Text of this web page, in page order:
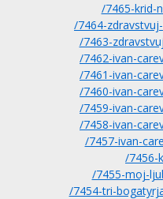
/7465-krid-
/7464-
/7463-
/7462-ivan-
/7461-ivan-
/7460-ivan-
/7459-ivan-
/7458-ivan-
/7457-ivan-
/7456-
/7455-moj-
/7454-tri-